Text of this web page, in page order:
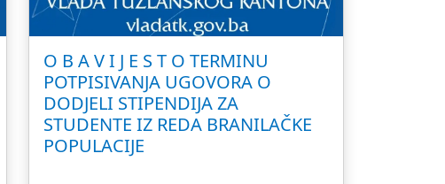
O B A V I J E S T O TERMINU
POTPISIVANJA UGOVORA O
DODJELI STIPENDIJA ZA
STUDENTE IZ REDA BRANILAČKE
POPULACIJE